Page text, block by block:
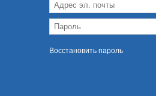
Восстановить пароль